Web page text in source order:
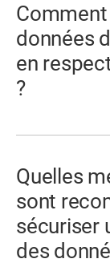
données
en
?
Quelles
sont
sécuriser
des